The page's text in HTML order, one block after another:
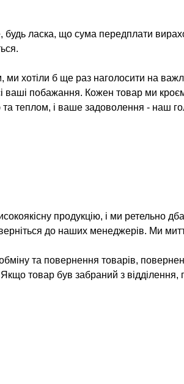
ласка, що сума передплати
хотіли б ще раз наголосити на
ваші побажання. Кожен товар ми
теплом, і ваше задоволення - наш
продукцію, і ми ретельно
до наших менеджерів. Ми
та повернення товарів,
товар був забраний з